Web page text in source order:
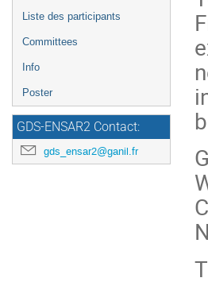
Liste des participants
Committees
Info
Poster
GDS-ENSAR2 Contact:
gds_ensar2@ganil.fr